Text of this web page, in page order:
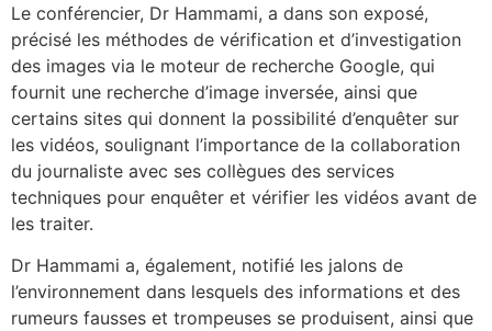
Le conférencier, Dr Hammami, a dans son exposé,
précisé les méthodes de vérification et d’investigation
des images via le moteur de recherche Google, qui
fournit une recherche d’image inversée, ainsi que
certains sites qui donnent la possibilité d’enquêter sur
les vidéos, soulignant l’importance de la collaboration
du journaliste avec ses collègues des services
techniques pour enquêter et vérifier les vidéos avant de
les traiter.
Dr Hammami a, également, notifié les jalons de
l’environnement dans lesquels des informations et des
rumeurs fausses et trompeuses se produisent, ainsi que